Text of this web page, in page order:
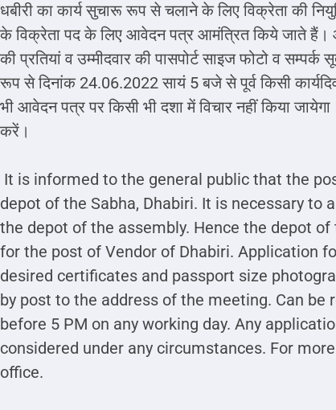
धबीरी का कार्य सुचारू रूप से चलाने के लिए विक्रेता की
के विक्रेता पद के लिए आवेदन पत्र आमंत्रित किये जाते हैं।
की प्रतियां व उम्मीदवार की पासपोर्ट साइज फोटो व
रूप से दिनांक 24.06.2022 सायं 5 बजे से पूर्व किसी
भी आवेदन पत्र पर किसी भी दशा में विचार नहीं किया
करें।
It is informed to the general public that the
depot of the Sabha, Dhabiri. It is necessary to
the depot of the assembly. Hence the depot
for the post of Vendor of Dhabiri. Application
desired certificates and passport size
by post to the address of the meeting. Can be
before 5 PM on any working day. Any
considered under any circumstances. For
office.